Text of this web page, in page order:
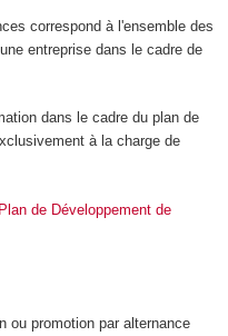
correspond à l'ensemble des
entreprise dans le cadre de
dans le cadre du plan de
à la charge de
de Développement de
ou promotion par alternance